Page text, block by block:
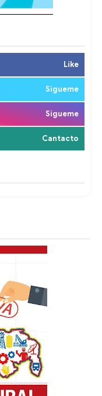
Like
Sigueme
Sigueme
Cantacto